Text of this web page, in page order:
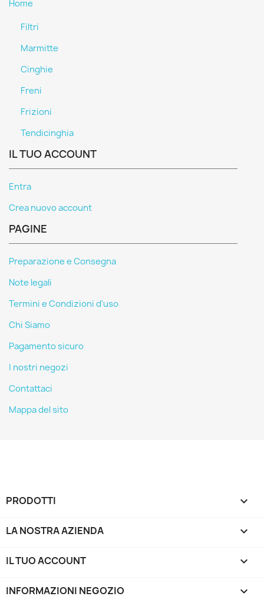
Home
Filtri
Marmitte
Cinghie
Freni
Frizioni
Tendicinghia
IL TUO ACCOUNT
Entra
Crea nuovo account
PAGINE
Preparazione e Consegna
Note legali
Termini e Condizioni d'uso
Chi Siamo
Pagamento sicuro
I nostri negozi
Contattaci
Mappa del sito
PRODOTTI 
LA NOSTRA AZIENDA 
IL TUO ACCOUNT 
INFORMAZIONI NEGOZIO keyboard_arrow_down